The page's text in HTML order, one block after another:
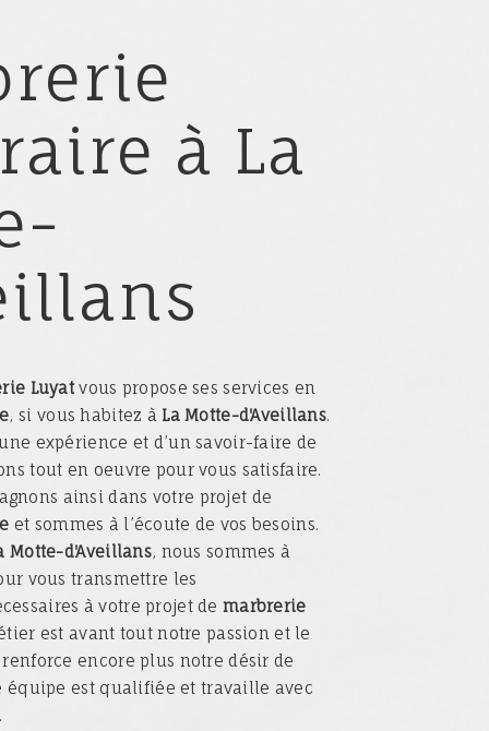
à La
Luyat vous propose ses services en
, si vous habitez à La Motte-d'Aveillans.
expérience et d’un savoir-faire de
tout en oeuvre pour vous satisfaire.
ainsi dans votre projet de
et sommes à l’écoute de vos besoins.
Motte-d'Aveillans, nous sommes à
vous transmettre les
à votre projet de marbrerie
est avant tout notre passion et le
encore plus notre désir de
équipe est qualifiée et travaille avec